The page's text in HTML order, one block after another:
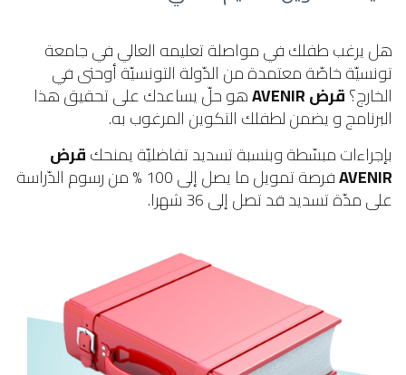
هل يرغب طفلك في مواصلة تعليمه العالي في جامعة
تونسيّة خاصّة معتمدة من الدّولة التونسيّة أوحتى في
الخارج؟قرض AVENIR هو حلّ يساعدك على تحقيق هذا
البرنامج و يضمن لطفلك التكوين المرغوب به.
بإجراءات مبسّطة وبنسبة تسديد تفاضليّة يمنحكقرض
AVENIR فرصة تمويل ما يصل إلى 100 % من رسوم الدّراسة
على مدّة تسديد قد تصل إلى 36 شهرا.